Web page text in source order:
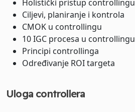
Holistički pristup controllingu
Ciljevi, planiranje i kontrola
CMOK u controllingu
10 IGC procesa u controllingu
Principi controllinga
Određivanje ROI targeta
Uloga controllera